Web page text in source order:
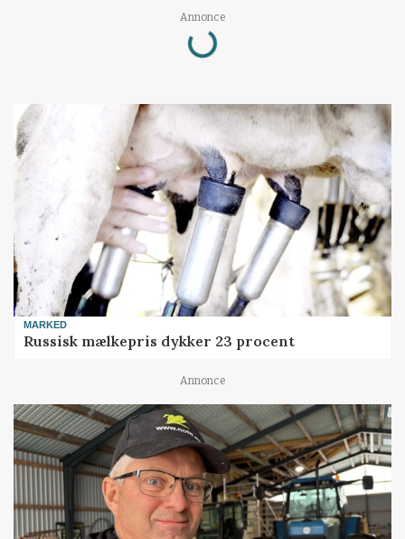
Annonce
Loading...
MARKED
Russisk mælkepris dykker 23 procent
Annonce